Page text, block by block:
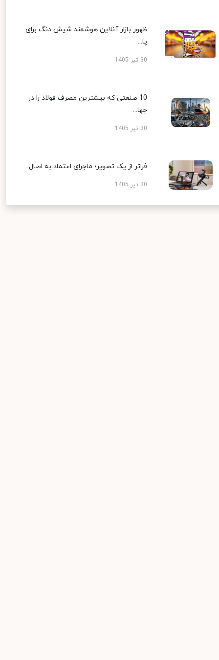
ظهور بازار آنلاین هوشمند شیش دنگ برای
پا...
30 تیر 1405
10 صنعتی که بیشترین مصرف فولاد را در
جها...
30 تیر 1405
فراتر از یک تصویر؛ ماجرای اعتماد به اصال...
30 تیر 1405